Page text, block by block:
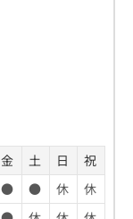
金 土 日
祝
● ● 休
休